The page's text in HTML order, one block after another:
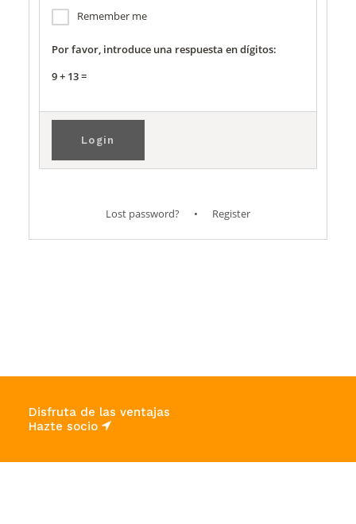
Remember me
Por favor, introduce una respuesta en dígitos:
9 + 13 =
Lost password? • Register
Disfruta de las ventajas
Hazte socio